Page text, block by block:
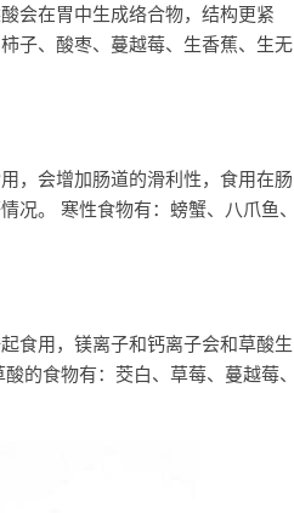
会在胃中生成络合物，结构更紧
子、酸枣、蔓越莓、生香蕉、生无
，会增加肠道的滑利性，食用在肠
况。 寒性食物有：螃蟹、八爪鱼、
食用，镁离子和钙离子会和草酸生
的食物有：茭白、草莓、蔓越莓、